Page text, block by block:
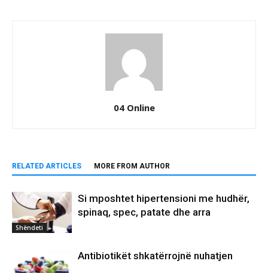
04 Online
RELATED ARTICLES MORE FROM AUTHOR
Shëndeti
Si mposhtet hipertensioni me hudhër,
spinaq, spec, patate dhe arra
Antibiotikët shkatërrojnë nuhatjen